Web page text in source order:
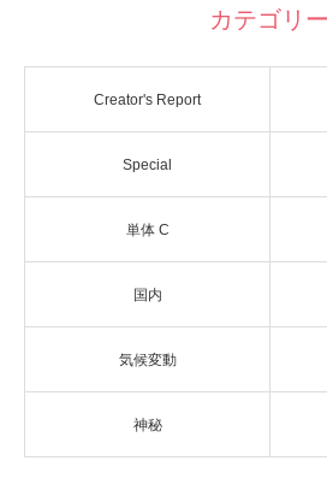
カテゴリー
Creator's Report
Special
単体 C
国内
気候変動
神秘